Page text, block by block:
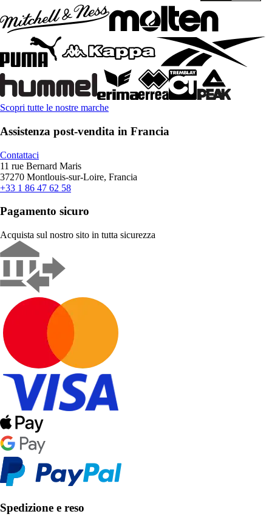
Scopri tutte le nostre marche
Assistenza post-vendita in Francia
Contattaci
11 rue Bernard Maris
37270 Montlouis-sur-Loire, Francia
+33 1 86 47 62 58
Pagamento sicuro
Acquista sul nostro sito in tutta sicurezza
Spedizione e reso